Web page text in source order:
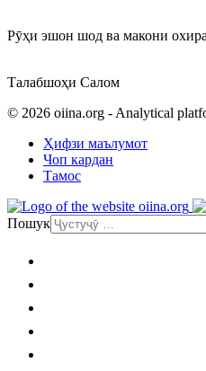
Рӯҳи эшон шод ва макони
Талабшоҳи Салом
© 2026 oiina.org - Analytical
Ҳифзи маълумот
Чоп кардан
Тамос
Пошук